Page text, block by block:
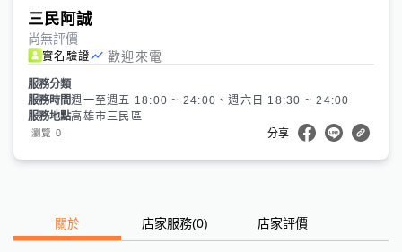
三民阿誠
尚無評價
實名驗證 歡迎來電
服務分類
服務時間週一至週五 18:00 ~ 24:00、週六日 18:30 ~ 24:00
服務地點高雄市三民區
瀏覽 0 分享
關於 店家服務(0) 店家評價